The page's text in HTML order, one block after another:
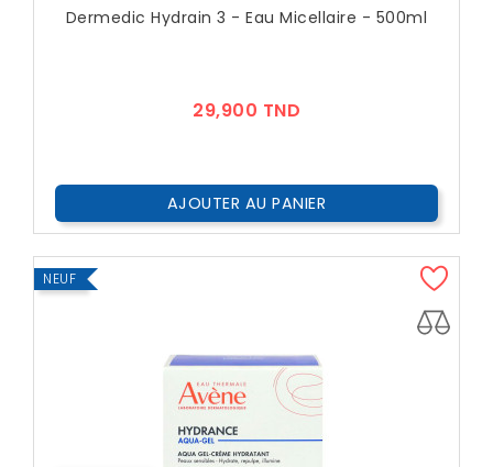
Dermedic Hydrain 3 - Eau Micellaire - 500ml
29,900 TND
AJOUTER AU PANIER
NEUF